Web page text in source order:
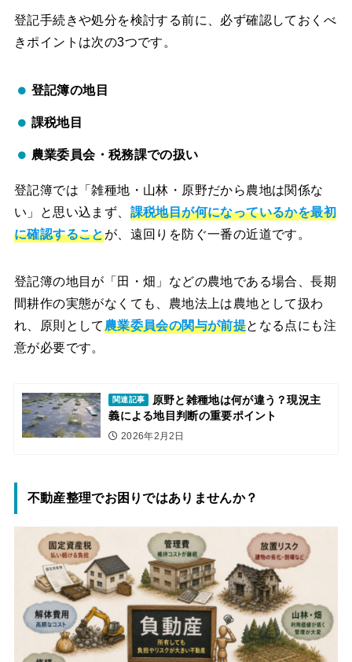
登記手続きや処分を検討する前に、必ず確認しておくべ
きポイントは次の3つです。
登記簿の地目
課税地目
農業委員会・税務課での扱い
登記簿では「雑種地・山林・原野だから農地は関係な
い」と思い込まず、 課税地目が何になっているかを最初
に確認することが、遠回りを防ぐ一番の近道です。
登記簿の地目が「田・畑」などの農地である場合、長期
間耕作の実態がなくても、農地法上は農地として扱わ
れ、原則として農業委員会の関与が前提となる点にも注
意が必要です。
関連記事
原野と雑種地は何が違う？現況主
義による地目判断の重要ポイント
2026年2月2日
不動産整理でお困りではありませんか？